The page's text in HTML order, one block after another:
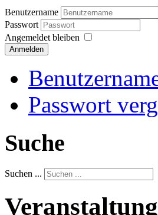
Benutzername
Passwort
Angemeldet bleiben
Anmelden
Passwort
Suche
Suchen ...